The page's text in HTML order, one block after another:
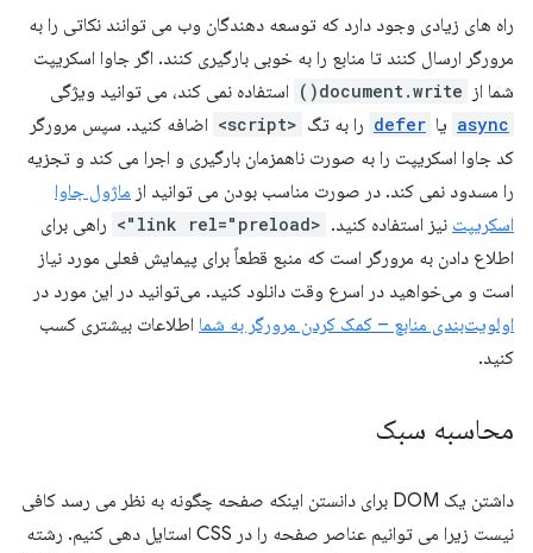
راه های زیادی وجود دارد که توسعه دهندگان وب می توانند نکاتی را به
مرورگر ارسال کنند تا منابع را به خوبی بارگیری کنند. اگر جاوا اسکریپت
شما از document.write() استفاده نمی کند، می توانید ویژگی
async یا defer را به تگ <script>
اضافه کنید. سپس مرورگر
کد جاوا اسکریپت را به صورت ناهمزمان بارگیری و اجرا می کند و تجزیه
را مسدود نمی کند. در صورت مناسب بودن می توانید از ماژول جاوا
اسکریپت نیز استفاده کنید. <link rel="preload">
راهی برای
اطلاع دادن به مرورگر است که منبع قطعاً برای پیمایش فعلی مورد نیاز
است و می‌خواهید در اسرع وقت دانلود کنید. می‌توانید در این مورد در
اولویت‌بندی منابع – کمک کردن مرورگر به شما اطلاعات بیشتری کسب
کنید.
محاسبه سبک
داشتن یک DOM برای دانستن اینکه صفحه چگونه به نظر می رسد کافی
نیست زیرا می توانیم عناصر صفحه را در CSS استایل دهی کنیم. رشته